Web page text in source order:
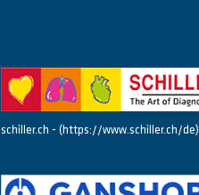
schiller.ch - (https://www.schiller.ch/de)